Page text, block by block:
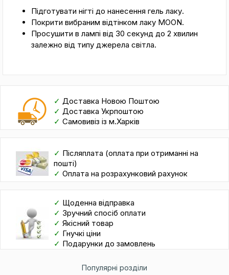
Підготувати нігті до нанесення гель лаку.
Покрити вибраним відтінком лаку MOON.
Просушити в лампі від 30 секунд до 2 хвилин
залежно від типу джерела світла.
✓ Доставка Новою Поштою
✓ Доставка Укрпоштою
✓ Самовивіз із м.Харків
✓ Післяплата (оплата при отриманні на
пошті)
✓ Оплата на розрахунковий рахунок
✓ Щоденна відправка
✓ Зручний спосіб оплати
✓ Якісний товар
✓ Гнучкі ціни
✓ Подарунки до замовлень
Популярні розділи